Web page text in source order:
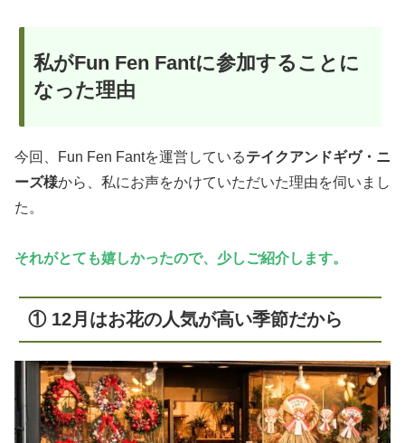
私がFun Fen Fantに参加することに
なった理由
今回、Fun Fen Fantを運営しているテイクアンドギヴ・ニ
ーズ様から、私にお声をかけていただいた理由を伺いまし
た。
それがとても嬉しかったので、少しご紹介します。
① 12月はお花の人気が高い季節だから